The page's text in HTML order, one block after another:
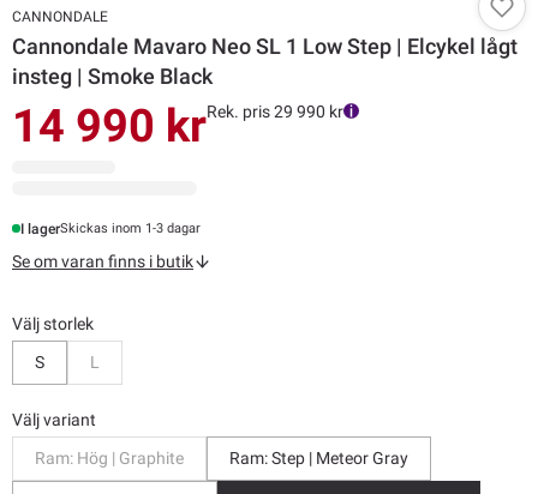
CANNONDALE
Cannondale Mavaro Neo SL 1 Low Step | Elcykel lågt
insteg | Smoke Black
14 990 krRek. pris 29 990 kr
I lagerSkickas inom 1-3 dagar
Se om varan finns i butik
Välj storlek
S
L
Välj variant
Ram: Hög | Graphite
Ram: Step | Meteor Gray